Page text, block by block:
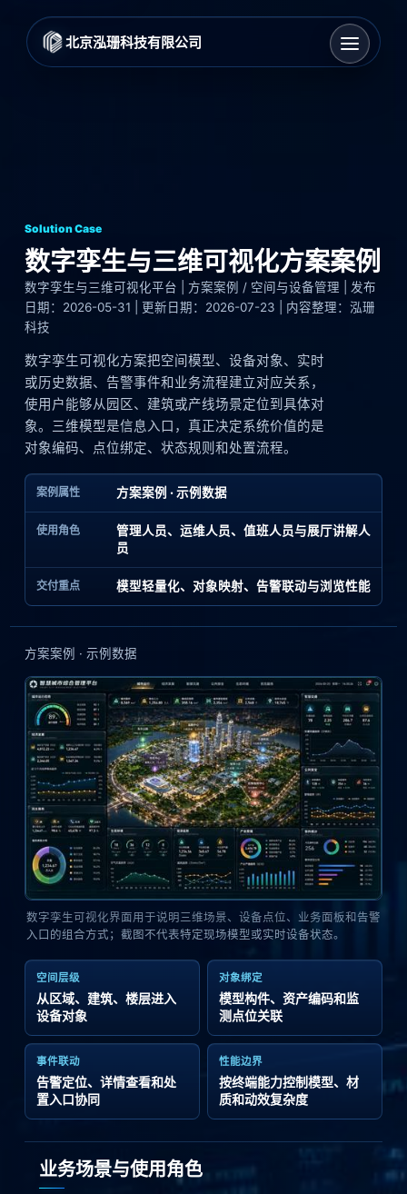
北京泓珊科技有限公司
Solution Case
数字孪生与三维可视化方案案例
数字孪生与三维可视化平台 | 方案案例 / 空间与设备管理 | 发布
日期：2026-05-31 | 更新日期：2026-07-23 | 内容整理：泓珊
科技
数字孪生可视化方案把空间模型、设备对象、实时
或历史数据、告警事件和业务流程建立对应关系，
使用户能够从园区、建筑或产线场景定位到具体对
象。三维模型是信息入口，真正决定系统价值的是
对象编码、点位绑定、状态规则和处置流程。
案例属性 方案案例 · 示例数据
使用角色
管理人员、运维人员、值班人员与展厅讲解人
员
交付重点 模型轻量化、对象映射、告警联动与浏览性能
方案案例 · 示例数据
数字孪生可视化界面用于说明三维场景、设备点位、业务面板和告警
入口的组合方式；截图不代表特定现场模型或实时设备状态。
空间层级
从区域、建筑、楼层进入
设备对象
对象绑定
模型构件、资产编码和监
测点位关联
事件联动
告警定位、详情查看和处
置入口协同
性能边界
按终端能力控制模型、材
质和动效复杂度
业务场景与使用角色